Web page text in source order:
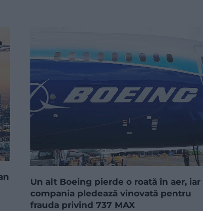
Un alt Boeing pierde o roată în aer, iar
compania pledează vinovată pentru
frauda privind 737 MAX